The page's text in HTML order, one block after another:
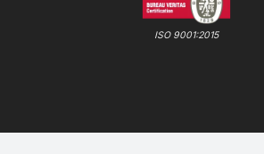
ISO 9001:2015